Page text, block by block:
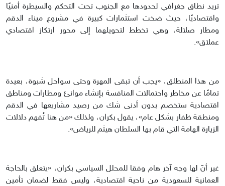
تريد نطاق جغرافي لحدودها مع الجنوب تحت التحكم والسيطرة أمنيًا
واقتصاديًا، حيث ضخت استثمارات كبيرة في مشروع ميناء الدقم
ومطار صلالة، وهي تخطط لتحويلهما إلى محور ارتكاز اقتصادي
عملاق».
من هذا المنطلق، «يجب أن تبقى المهرة وحتى سواحل شبوة، بعيدة
تمامًا عن مخاطر واحتمالات المنافسة بإنشاء موانئ ومطارات ومناطق
اقتصادية ستخصم بدون أدنى شك من رصيد مشاريعها في الدقم
ومنطقة ظفار بشكل عام»، يقول بكران، ولذلك «من هنا تُفهم دلالات
الزيارة الهامة التي قام بها السلطان هيثم للرياض».
غير أنّ لها وجه آخر هام وفقا للمحلل السياسي بكران، «يتعلق بالحاجة
العمانية للسعودية من ناحية اقتصادية، وليس فقط لضمان تأمين